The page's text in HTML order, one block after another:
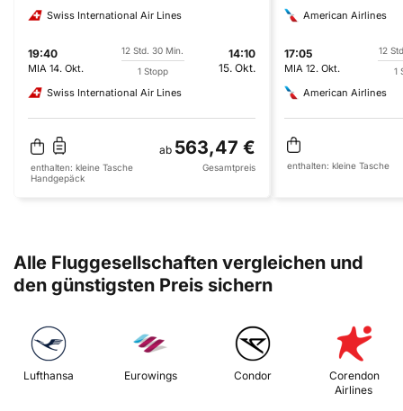
Swiss International Air Lines
19:40
MIA 14. Okt.
12 Std. 30 Min.
1 Stopp
14:10
15. Okt.
Swiss International Air Lines
ab 563,47 €
enthalten: kleine Tasche
Handgepäck
Gesamtpreis
American Airlines
17:05
MIA 12. Okt.
12
1
American Airlines
enthalten: kleine Tasche
Alle Fluggesellschaften vergleichen und
den günstigsten Preis sichern
Lufthansa Eurowings Condor
Corendon
Airlines